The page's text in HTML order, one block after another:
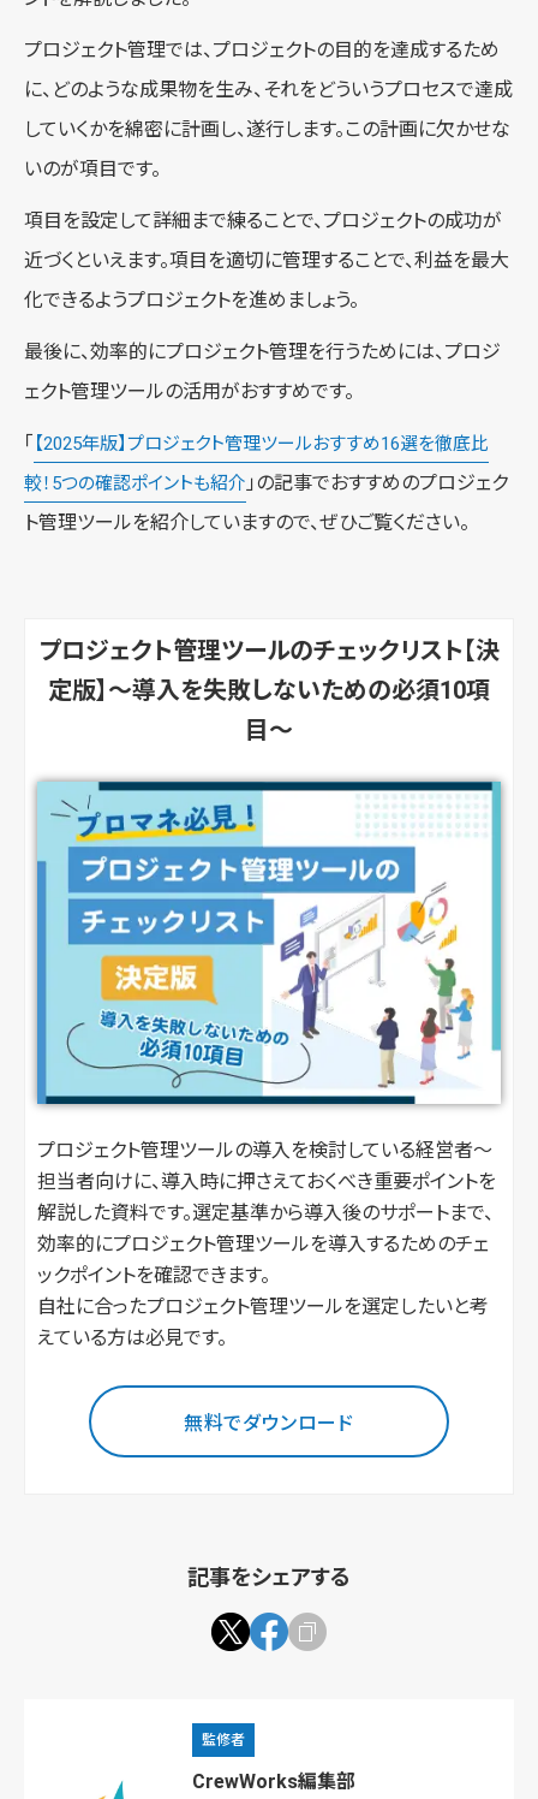
プロジェクト管理では、プロジェクトの目的を達成するため
に、どのような成果物を生み、それをどういうプロセスで達成
していくかを綿密に計画し、遂行します。この計画に欠かせな
いのが項目です。
項目を設定して詳細まで練ることで、プロジェクトの成功が
近づくといえます。項目を適切に管理することで、利益を最大
化できるようプロジェクトを進めましょう。
最後に、効率的にプロジェクト管理を行うためには、プロジ
ェクト管理ツールの活用がおすすめです。
「 【2025年版】プロジェクト管理ツールおすすめ16選を徹底比
較！5つの確認ポイントも紹介 」の記事でおすすめのプロジェク
ト管理ツールを紹介していますので、ぜひご覧ください。
プロジェクト管理ツールのチェックリスト【決
定版】〜導入を失敗しないための必須10項
目〜
プロジェクト管理ツールの導入を検討している経営者〜
担当者向けに、導入時に押さえておくべき重要ポイントを
解説した資料です。選定基準から導入後のサポートまで、
効率的にプロジェクト管理ツールを導入するためのチェ
ックポイントを確認できます。
自社に合ったプロジェクト管理ツールを選定したいと考
えている方は必見です。
無料でダウンロード
記事をシェアする
監修者
CrewWorks編集部